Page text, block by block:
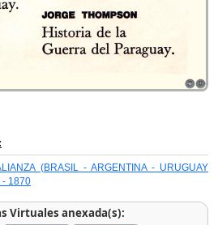
(BRASIL - ARGENTINA - URUGUAY
- 1870
Virtuales anexada(s):